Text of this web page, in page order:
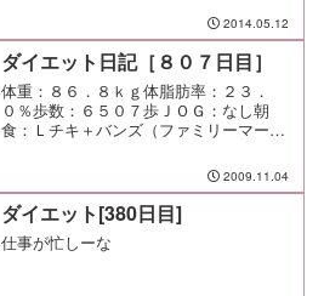
は続けていきたいところだ。明後日は人
間ドックだし（笑今日の塾弁はカレイ味
醂、ウインナー、だし巻き...
2014.05.12
ダイエット日記［８０７日目］
体重：８６．８ｋｇ体脂肪率：２３．
０％歩数：６５０７歩ＪＯＧ：なし朝
食：Ｌチキ＋バンズ（ファミリーマー
はぎ）￥５００夕食：たかはぎ宴会間
食：メモ：走った後は膝と足首をとこと
ん冷やすに限るな。 それにしても...
2009.11.04
ダイエット[380日目]
仕事が忙しーな